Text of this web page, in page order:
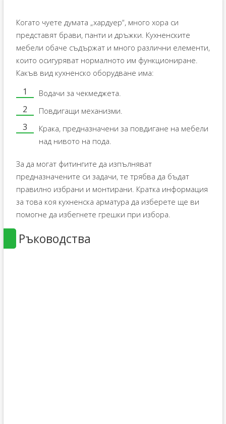
Когато чуете думата „хардуер“, много хора си
представят брави, панти и дръжки. Кухненските
мебели обаче съдържат и много различни елементи,
които осигуряват нормалното им функциониране.
Какъв вид кухненско оборудване има:
Водачи за чекмеджета.
Повдигащи механизми.
Крака, предназначени за повдигане на мебели
над нивото на пода.
За да могат фитингите да изпълняват
предназначените си задачи, те трябва да бъдат
правилно избрани и монтирани. Кратка информация
за това коя кухненска арматура да изберете ще ви
помогне да избегнете грешки при избора.
Ръководства